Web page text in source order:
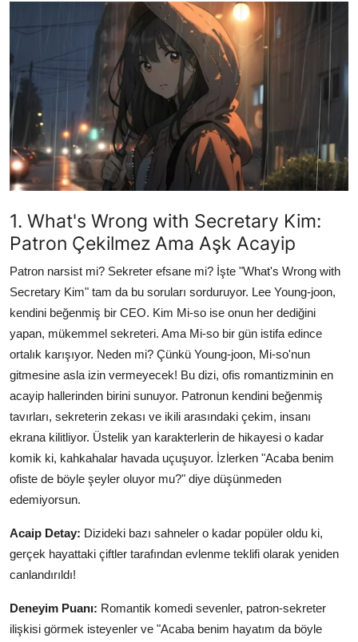
Listeler
Öneriler
1. What's Wrong with Secretary Kim:
Patron Çekilmez Ama Aşk Acayip
Patron narsist mi? Sekreter efsane mi? İşte "What's Wrong with
Secretary Kim" tam da bu soruları sorduruyor. Lee Young-joon,
kendini beğenmiş bir CEO. Kim Mi-so ise onun her dediğini
yapan, mükemmel sekreteri. Ama Mi-so bir gün istifa edince
ortalık karışıyor. Neden mi? Çünkü Young-joon, Mi-so'nun
gitmesine asla izin vermeyecek! Bu dizi, ofis romantizminin en
acayip hallerinden birini sunuyor. Patronun kendini beğenmiş
tavırları, sekreterin zekası ve ikili arasındaki çekim, insanı
ekrana kilitliyor. Üstelik yan karakterlerin de hikayesi o kadar
komik ki, kahkahalar havada uçuşuyor. İzlerken "Acaba benim
ofiste de böyle şeyler oluyor mu?" diye düşünmeden
edemiyorsun.
Acaip Detay: Dizideki bazı sahneler o kadar popüler oldu ki,
gerçek hayattaki çiftler tarafından evlenme teklifi olarak yeniden
canlandırıldı!
Deneyim Puanı: Romantik komedi sevenler, patron-sekreter
ilişkisi görmek isteyenler ve "Acaba benim hayatım da böyle